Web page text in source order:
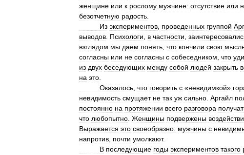
женщине или к рослому мужчине: отсутствие или
безотчетную радость
Из экспериментов проведенных группой
выводов Психологи в частности
взглядом мы даем понять что кончили свою
согласны или не согласны с собеседником что
из двух беседующих между собой людей закрыть
на это
Оказалось что говорить с «невидимкой»
невидимость смущает не так уж сильно Аргайл
постоянно на протяжении всего разговора
что любопытно Женщины подвержены
Выражается это своеобразно: мужчины с
напротив почти умолкают.
В последующие годы экспериментов такого